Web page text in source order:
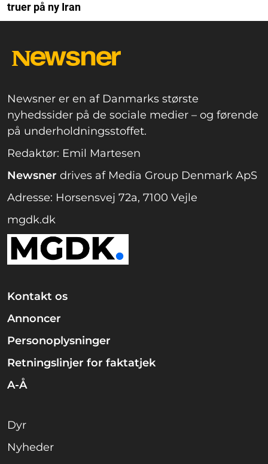
truer på ny Iran
Newsner er en af Danmarks største
nyhedssider på de sociale medier – og førende
på underholdningsstoffet.
Redaktør: Emil Martesen
Newsner drives af Media Group Denmark ApS
Adresse: Horsensvej 72a, 7100 Vejle
mgdk.dk
Kontakt os
Annoncer
Personoplysninger
Retningslinjer for faktatjek
A-Å
Dyr
Nyheder